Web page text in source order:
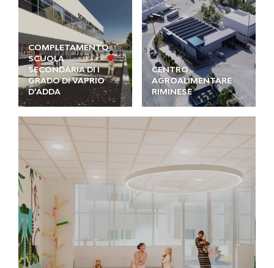
COMPLETAMENTO
SCUOLA
SECONDARIA DI I
GRADO DI VAPRIO
D’ADDA
CENTRO
AGROALIMENTARE
RIMINESE